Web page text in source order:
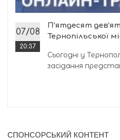
07/08
20:37
П’ятдесят
Тернопільської
Сьогодні у
засідання